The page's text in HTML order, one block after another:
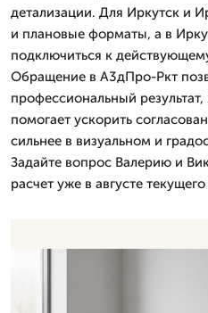
детализации. Для Иркутск и
и плановые форматы, а в
подключиться к
Обращение в А3дПро-Ркт
профессиональный
помогает ускорить
сильнее в визуальном и
Задайте вопрос Валерию и
расчет уже в августе текущего